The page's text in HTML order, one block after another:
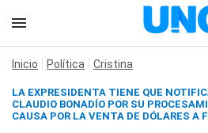
Inicio Política Cristina
LA EXPRESIDENTA TIENE QUE
CLAUDIO BONADÍO POR SU
CAUSA POR LA VENTA DE DÓLARES A